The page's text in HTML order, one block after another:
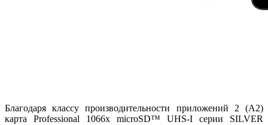
Благодаря классу производительности приложений 2 (A2)
карта Professional 1066x microSD™ UHS-I серии SILVER